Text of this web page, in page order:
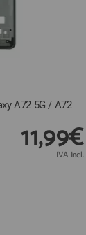
A72 5G / A72
11,99€
IVA Incl.